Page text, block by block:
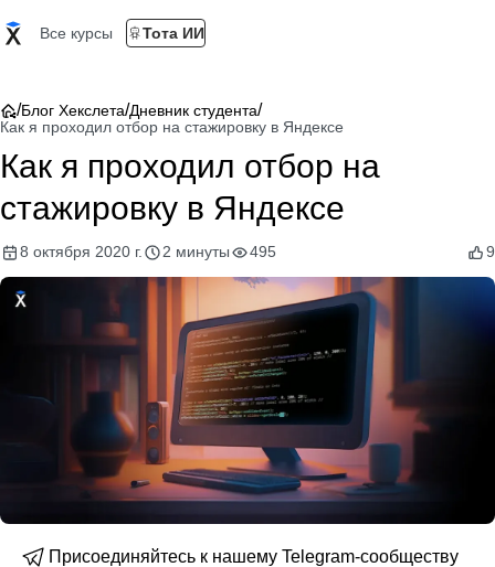
Все курсы Тота ИИ
/Блог Хекслета/Дневник студента/
Как я проходил отбор на стажировку в Яндексе
Как я проходил отбор на
стажировку в Яндексе
8 октября 2020 г. 2 минуты 495 9
Присоединяйтесь к нашему Telegram-сообществу